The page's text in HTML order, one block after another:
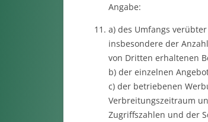
Angabe:
a) des Umfangs
insbesondere der
von Dritten erhaltenen
b) der einzelnen
c) der betriebenen
Verbreitungszeitraum
Zugriffszahlen und der